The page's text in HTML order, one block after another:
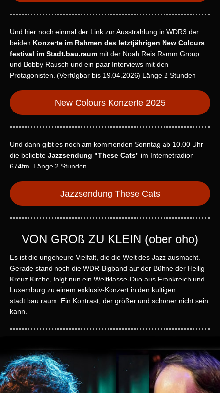
Und hier noch einmal der Link zur Ausstrahlung in WDR3 der
beiden Konzerte im Rahmen des letztjährigen New Colours
festival im Stadt.bau.raum mit der Noah Reis Ramm Group
und Bobby Rausch und ein paar Interviews mit den
Protagonisten. (Verfügbar bis 19.04.2026) Länge 2 Stunden
New Colours Konzerte 2025
Und dann gibt es noch am kommenden Sonntag ab 10.00 Uhr
die beliebte Jazzsendung "These Cats" im Internetradion
674fm. Länge 2 Stunden
Jazzsendung These Cats
VON GROß ZU KLEIN (ober oho)
Es ist die ungeheure Vielfalt, die die Welt des Jazz ausmacht.
Gerade stand noch die WDR-Bigband auf der Bühne der Heilig
Kreuz Kirche, folgt nun ein Weltklasse-Duo aus Frankreich und
Luxemburg zu einem exklusiv-Konzert in den kultigen
stadt.bau.raum. Ein Kontrast, der größer und schöner nicht sein
kann.